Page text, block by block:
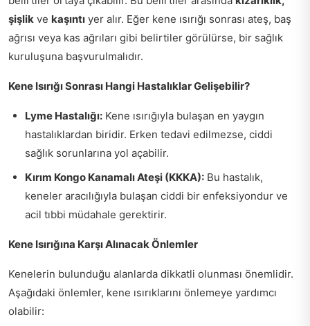
şişlik ve kaşıntı yer alır. Eğer kene ısırığı sonrası ateş, baş
ağrısı veya kas ağrıları gibi belirtiler görülürse, bir sağlık
kuruluşuna başvurulmalıdır.
Kene Isırığı Sonrası Hangi Hastalıklar Gelişebilir?
Lyme Hastalığı: Kene ısırığıyla bulaşan en yaygın
hastalıklardan biridir. Erken tedavi edilmezse, ciddi
sağlık sorunlarına yol açabilir.
Kırım Kongo Kanamalı Ateşi (KKKA): Bu hastalık,
keneler aracılığıyla bulaşan ciddi bir enfeksiyondur ve
acil tıbbi müdahale gerektirir.
Kene Isırığına Karşı Alınacak Önlemler
Kenelerin bulunduğu alanlarda dikkatli olunması önemlidir.
Aşağıdaki önlemler, kene ısırıklarını önlemeye yardımcı
olabilir: